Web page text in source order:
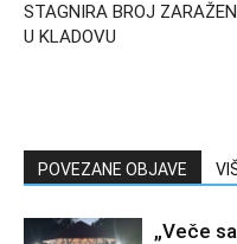
STAGNIRA BROJ
U KLADOVU
POVEZANE OBJAVE
„Veče